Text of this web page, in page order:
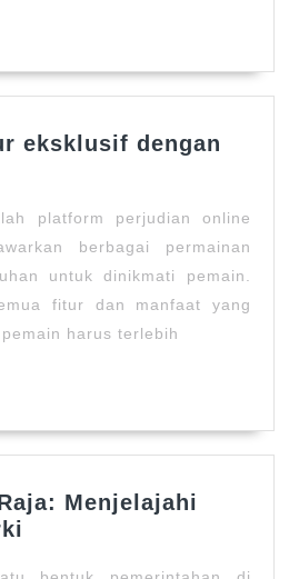
eksklusif dengan
MPO555
platform perjudian online
berbagai permainan
untuk dinikmati pemain.
fitur dan manfaat yang
harus terlebih
Menjelajahi